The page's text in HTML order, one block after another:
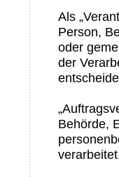
Als
Person,
oder
der
Behörde,